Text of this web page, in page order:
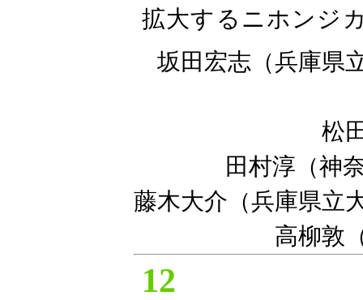
拡大するニホンジ
坂田宏志（兵庫県
松
田村淳（神
藤木大介（兵庫県立
高柳敦
12